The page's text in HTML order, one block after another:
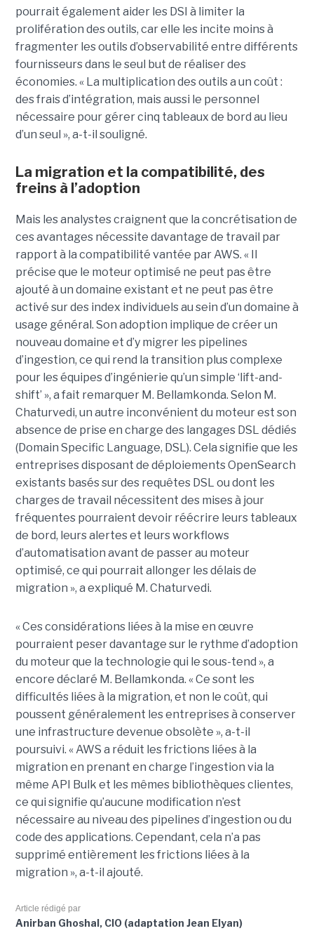
pourrait également aider les DSI à limiter la
prolifération des outils, car elle les incite moins à
fragmenter les outils d’observabilité entre différents
fournisseurs dans le seul but de réaliser des
économies. « La multiplication des outils a un coût :
des frais d’intégration, mais aussi le personnel
nécessaire pour gérer cinq tableaux de bord au lieu
d’un seul », a-t-il souligné.
La migration et la compatibilité, des
freins à l’adoption
Mais les analystes craignent que la concrétisation de
ces avantages nécessite davantage de travail par
rapport à la compatibilité vantée par AWS. « Il
précise que le moteur optimisé ne peut pas être
ajouté à un domaine existant et ne peut pas être
activé sur des index individuels au sein d’un domaine à
usage général. Son adoption implique de créer un
nouveau domaine et d’y migrer les pipelines
d’ingestion, ce qui rend la transition plus complexe
pour les équipes d’ingénierie qu’un simple ‘lift-and-
shift’ », a fait remarquer M. Bellamkonda. Selon M.
Chaturvedi, un autre inconvénient du moteur est son
absence de prise en charge des langages DSL dédiés
(Domain Specific Language, DSL). Cela signifie que les
entreprises disposant de déploiements OpenSearch
existants basés sur des requêtes DSL ou dont les
charges de travail nécessitent des mises à jour
fréquentes pourraient devoir réécrire leurs tableaux
de bord, leurs alertes et leurs workflows
d’automatisation avant de passer au moteur
optimisé, ce qui pourrait allonger les délais de
migration », a expliqué M. Chaturvedi.
« Ces considérations liées à la mise en œuvre
pourraient peser davantage sur le rythme d’adoption
du moteur que la technologie qui le sous-tend », a
encore déclaré M. Bellamkonda. « Ce sont les
difficultés liées à la migration, et non le coût, qui
poussent généralement les entreprises à conserver
une infrastructure devenue obsolète », a-t-il
poursuivi. « AWS a réduit les frictions liées à la
migration en prenant en charge l’ingestion via la
même API Bulk et les mêmes bibliothèques clientes,
ce qui signifie qu’aucune modification n’est
nécessaire au niveau des pipelines d’ingestion ou du
code des applications. Cependant, cela n’a pas
supprimé entièrement les frictions liées à la
migration », a-t-il ajouté.
Article rédigé par
Anirban Ghoshal, CIO (adaptation Jean Elyan)